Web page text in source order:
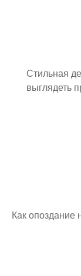
Стильная
выглядеть
Как опоздание